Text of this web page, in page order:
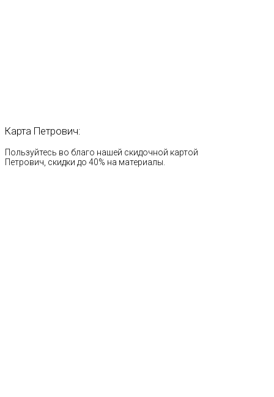
Карта Петрович:
Пользуйтесь во благо нашей скидочной картой
Петрович, скидки до 40% на материалы.